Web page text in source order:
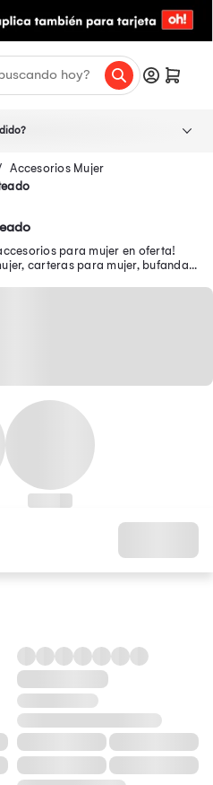
Accesorios Mujer
para mujer en oferta!
carteras para mujer, bufandas